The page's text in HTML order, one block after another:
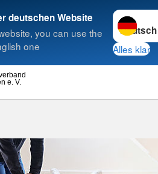
deutschen Website
you can use the
one
Sprache
Alles klar
e. V.
Suche